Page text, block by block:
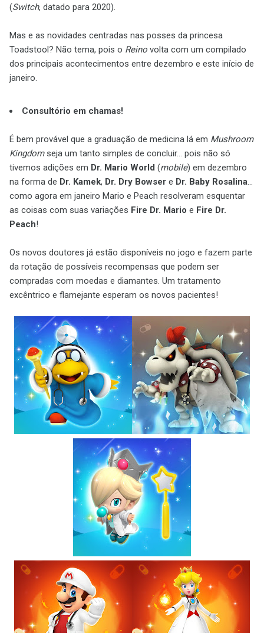
(Switch, datado para 2020).
Mas e as novidades centradas nas posses da princesa
Toadstool? Não tema, pois o Reino volta com um compilado
dos principais acontecimentos entre dezembro e este início de
janeiro.
Consultório em chamas!
É bem provável que a graduação de medicina lá em Mushroom
Kingdomseja um tanto simples de concluir... pois não só
tivemos adições em Dr. Mario World (mobile) em dezembro
na forma de Dr. Kamek, Dr. Dry Bowser e Dr. Baby Rosalina...
como agora em janeiro Mario e Peach resolveram esquentar
as coisas com suas variações Fire Dr. Mario e Fire Dr.
Peach!
Os novos doutores já estão disponíveis no jogo e fazem parte
da rotação de possíveis recompensas que podem ser
compradas com moedas e diamantes. Um tratamento
excêntrico e flamejante esperam os novos pacientes!